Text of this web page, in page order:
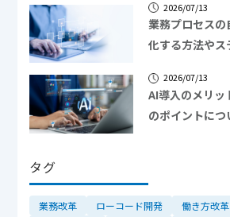
2026/07/13
業務プロセス
化する方法やス
2026/07/13
AI導入のメリッ
のポイントにつ
タグ
業務改革 ローコード開発 働き方改革